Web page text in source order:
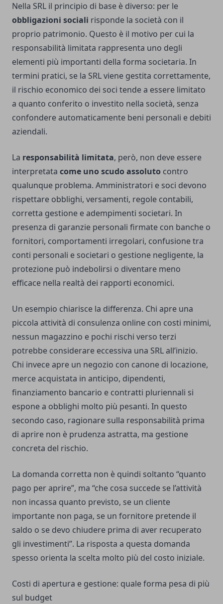
Nella SRL il principio di base è diverso: per le
obbligazioni sociali risponde la società con il
proprio patrimonio. Questo è il motivo per cui la
responsabilità limitata rappresenta uno degli
elementi più importanti della forma societaria. In
termini pratici, se la SRL viene gestita correttamente,
il rischio economico dei soci tende a essere limitato
a quanto conferito o investito nella società, senza
confondere automaticamente beni personali e debiti
aziendali.
La responsabilità limitata, però, non deve essere
interpretata come uno scudo assoluto contro
qualunque problema. Amministratori e soci devono
rispettare obblighi, versamenti, regole contabili,
corretta gestione e adempimenti societari. In
presenza di garanzie personali firmate con banche o
fornitori, comportamenti irregolari, confusione tra
conti personali e societari o gestione negligente, la
protezione può indebolirsi o diventare meno
efficace nella realtà dei rapporti economici.
Un esempio chiarisce la differenza. Chi apre una
piccola attività di consulenza online con costi minimi,
nessun magazzino e pochi rischi verso terzi
potrebbe considerare eccessiva una SRL all’inizio.
Chi invece apre un negozio con canone di locazione,
merce acquistata in anticipo, dipendenti,
finanziamento bancario e contratti pluriennali si
espone a obblighi molto più pesanti. In questo
secondo caso, ragionare sulla responsabilità prima
di aprire non è prudenza astratta, ma gestione
concreta del rischio.
La domanda corretta non è quindi soltanto “quanto
pago per aprire”, ma “che cosa succede se l’attività
non incassa quanto previsto, se un cliente
importante non paga, se un fornitore pretende il
saldo o se devo chiudere prima di aver recuperato
gli investimenti”. La risposta a questa domanda
spesso orienta la scelta molto più del costo iniziale.
Costi di apertura e gestione: quale forma pesa di più
sul budget